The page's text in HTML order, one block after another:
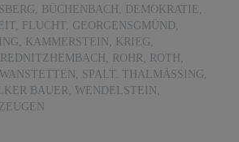
, BÜCHENBACH , DEMOKRATIE,
, FLUCHT, GEORGENSGMÜND,
, KAMMERSTEIN , KRIEG,
REDNITZHEMBACH , ROHR, ROTH ,
, SPALT. THALMÄSSING,
BAUER, WENDELSTEIN ,